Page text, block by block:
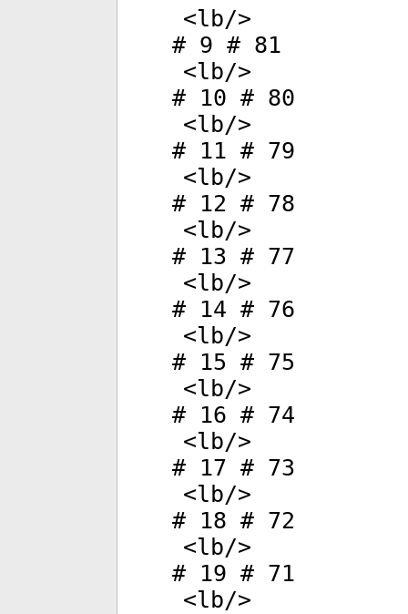
<lb/>
# 9 # 81
<lb/>
# 10 # 80
<lb/>
# 11 # 79
<lb/>
# 12 # 78
<lb/>
# 13 # 77
<lb/>
# 14 # 76
<lb/>
# 15 # 75
<lb/>
# 16 # 74
<lb/>
# 17 # 73
<lb/>
# 18 # 72
<lb/>
# 19 # 71
<lb/>